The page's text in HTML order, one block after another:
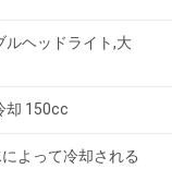
ルヘッドライト,大
却 150cc
よって冷却される